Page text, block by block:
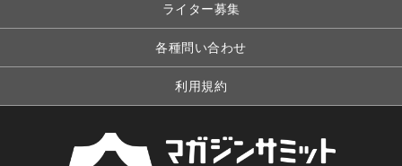
ライター募集
各種問い合わせ
利用規約